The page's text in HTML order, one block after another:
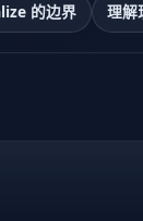
的边界 理解